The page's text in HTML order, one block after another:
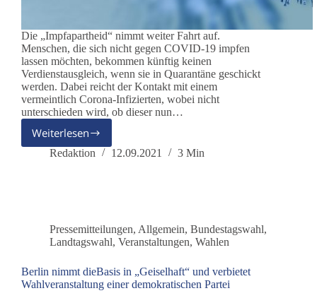
Die „Impfapartheid“ nimmt weiter Fahrt auf.
Menschen, die sich nicht gegen COVID-19 impfen
lassen möchten, bekommen künftig keinen
Verdienstausgleich, wenn sie in Quarantäne geschickt
werden. Dabei reicht der Kontakt mit einem
vermeintlich Corona-Infizierten, wobei nicht
unterschieden wird, ob dieser nun…
Weiterlesen„Menschen
dürfen
andere
infiziert
sind“
Redaktion 12.09.2021 3 Min
Pressemitteilungen, Allgemein, Bundestagswahl,
Landtagswahl, Veranstaltungen, Wahlen
Berlin nimmt dieBasis in „Geiselhaft“ und verbietet
Wahlveranstaltung einer demokratischen Partei